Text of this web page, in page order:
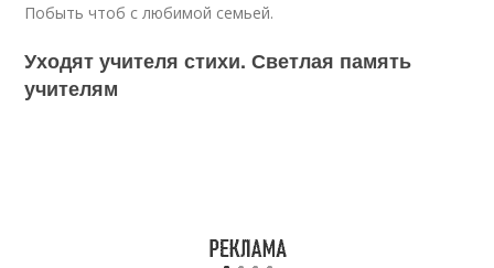
Побыть чтоб с любимой семьей.
Уходят учителя стихи. Светлая память
учителям